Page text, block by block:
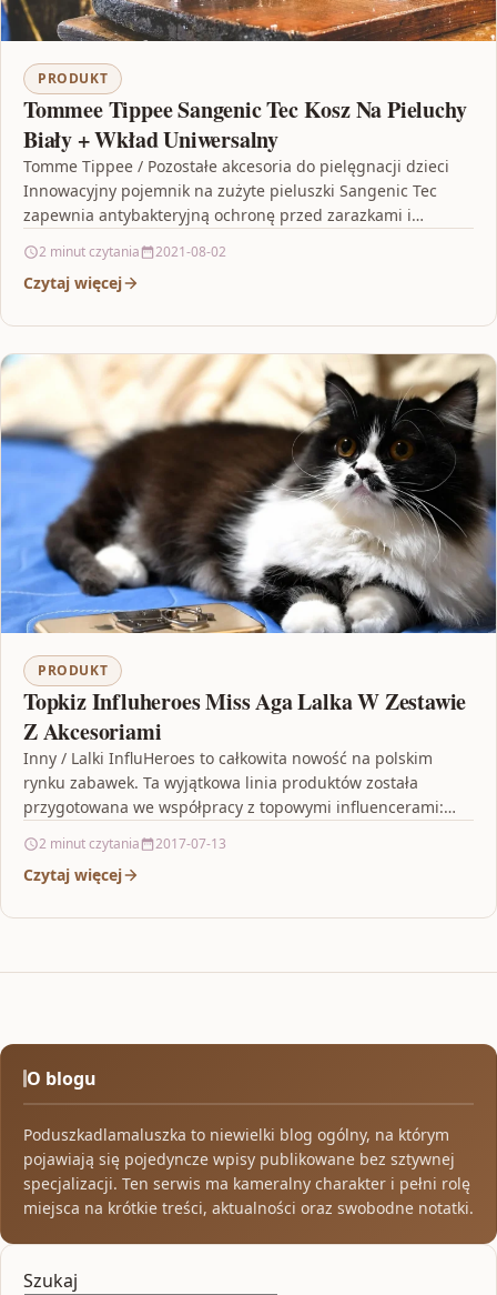
PRODUKT
Tommee Tippee Sangenic Tec Kosz Na Pieluchy
Biały + Wkład Uniwersalny
Tomme Tippee / Pozostałe akcesoria do pielęgnacji dzieci
Innowacyjny pojemnik na zużyte pieluszki Sangenic Tec
zapewnia antybakteryjną ochronę przed zarazkami i
2 minut czytania 2021-08-02
Czytaj więcej
PRODUKT
Topkiz Influheroes Miss Aga Lalka W Zestawie
Z Akcesoriami
Inny / Lalki InfluHeroes to całkowita nowość na polskim
rynku zabawek. Ta wyjątkowa linia produktów została
przygotowana we współpracy z topowymi influencerami:
2 minut czytania 2017-07-13
Czytaj więcej
O blogu
Poduszkadlamaluszka to niewielki blog ogólny, na którym
pojawiają się pojedyncze wpisy publikowane bez sztywnej
specjalizacji. Ten serwis ma kameralny charakter i pełni rolę
miejsca na krótkie treści, aktualności oraz swobodne notatki.
Szukaj